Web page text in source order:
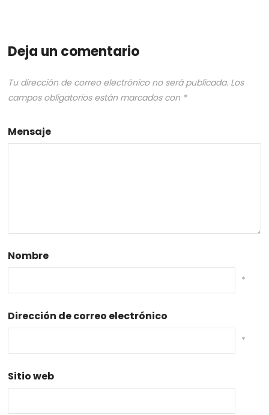
Deja un comentario
Tu dirección de correo electrónico no será publicada. Los
campos obligatorios están marcados con *
Mensaje
Nombre
*
Dirección de correo electrónico
*
Sitio web